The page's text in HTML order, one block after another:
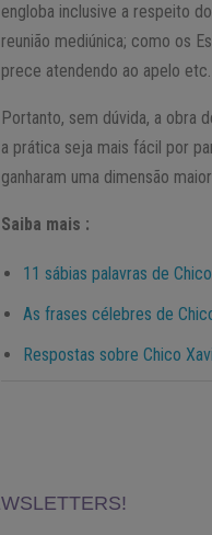
engloba inclusive a respeito
reunião mediúnica; como os
prece atendendo ao apelo etc.
Portanto, sem dúvida, a obra
a prática seja mais fácil por
ganharam uma dimensão
Saiba mais :
11 sábias palavras de
As frases célebres de
Respostas sobre Chico